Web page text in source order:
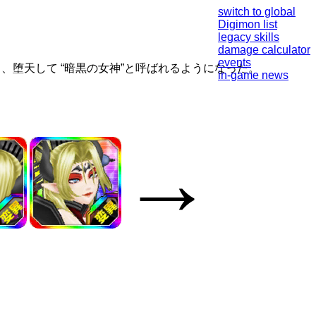
switch to global
Digimon list
legacy skills
damage calculator
events
in-game news
天して “暗黒の女神”と呼ばれるようになった。
→